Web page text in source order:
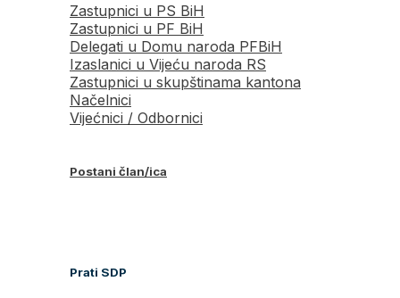
Zastupnici u PS BiH
Zastupnici u PF BiH
Delegati u Domu naroda PFBiH
Izaslanici u Vijeću naroda RS
Zastupnici u skupštinama kantona
Načelnici
Vijećnici / Odbornici
Postani član/ica
Prati SDP